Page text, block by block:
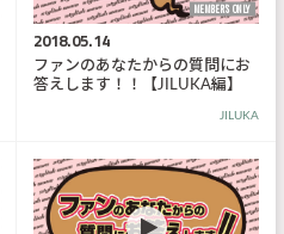
MEMBER'S ONLY
2018.05.14
ファンのあなたからの質問にお
答えします！！【JILUKA編】
JILUKA